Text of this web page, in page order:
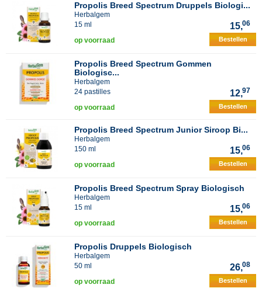
Propolis Breed Spectrum Druppels Biologi...
Herbalgem
15 ml
15,06
op voorraad Bestellen
Propolis Breed Spectrum Gommen
Biologisc...
Herbalgem
24 pastilles
12,97
op voorraad Bestellen
Propolis Breed Spectrum Junior Siroop Bi...
Herbalgem
150 ml
15,06
op voorraad Bestellen
Propolis Breed Spectrum Spray Biologisch
Herbalgem
15 ml
15,06
op voorraad Bestellen
Propolis Druppels Biologisch
Herbalgem
50 ml
26,08
op voorraad Bestellen